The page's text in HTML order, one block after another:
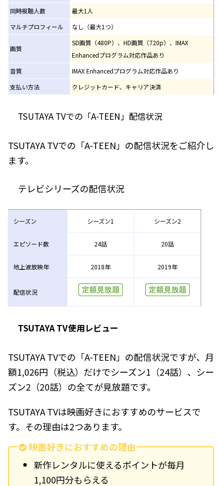
同時視聴人数
最大1人
マルチプロフィール
なし（最大1つ）
画質
SD画質（480P）、HD画質（720p）、IMAX
Enhancedプログラム対応作品あり
音質
IMAX Enhancedプログラム対応作品あり
支払い方法
クレジットカード、キャリア決済
TSUTAYA TVでの「A-TEEN」配信状況
TSUTAYA TVでの「A-TEEN」の配信状況をご紹介し
ます。
テレビシリーズの配信状況
シーズン シーズン1 シーズン2
エピソード数 24話 20話
地上波放映年 2018年 2019年
配信状況
TSUTAYA TV使用レビュー
TSUTAYA TVでの「A-TEEN」の配信状況ですが、月
額1,026円（税込）だけでシーズン1（24話）、シー
ズン2（20話）の全てが見放題です。
TSUTAYA TVは映画好きにおすすめのサービスで
す。その理由は2つあります。
映画好きにおすすめの理由
新作レンタルに使えるポイントが毎月
1,100円分もらえる